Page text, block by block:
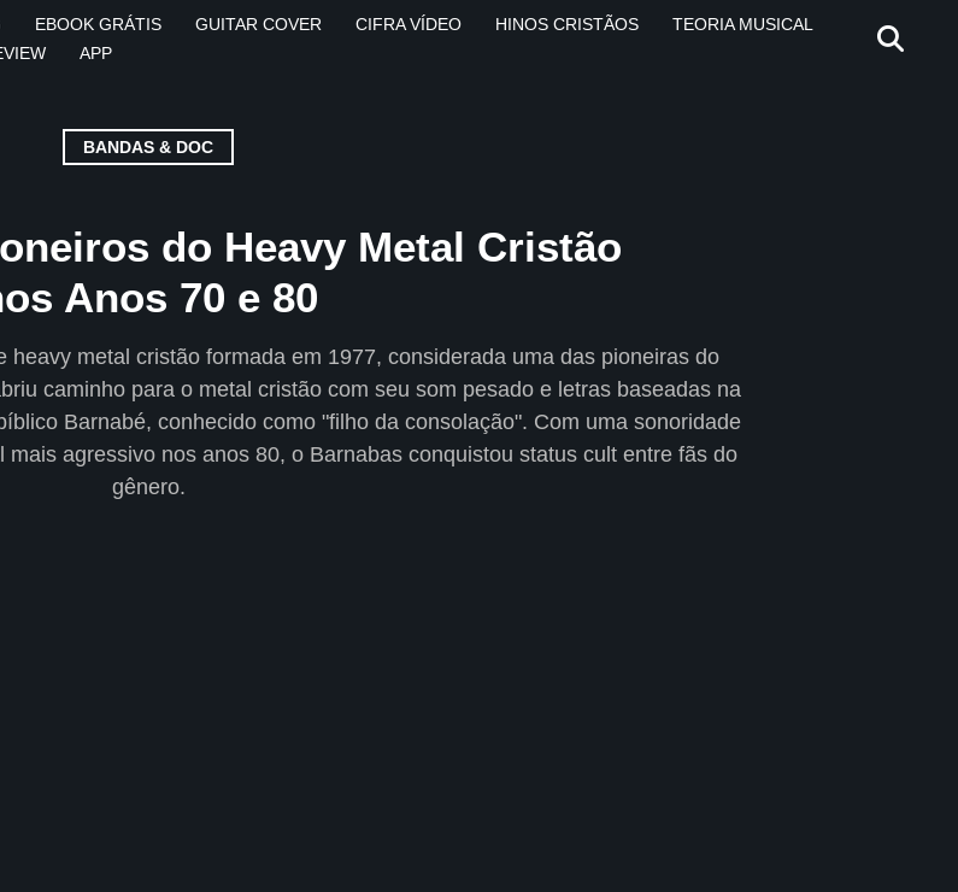
EBOOK GRÁTIS GUITAR COVER CIFRA VÍDEO HINOS CRISTÃOS
TEORIA MUSICAL
APP
BANDAS & DOC
do Heavy Metal Cristão
Anos 70 e 80
metal cristão formada em 1977, considerada uma das pioneiras do
caminho para o metal cristão com seu som pesado e letras baseadas na
Barnabé, conhecido como "filho da consolação". Com uma sonoridade
agressivo nos anos 80, o Barnabas conquistou status cult entre fãs do
gênero.